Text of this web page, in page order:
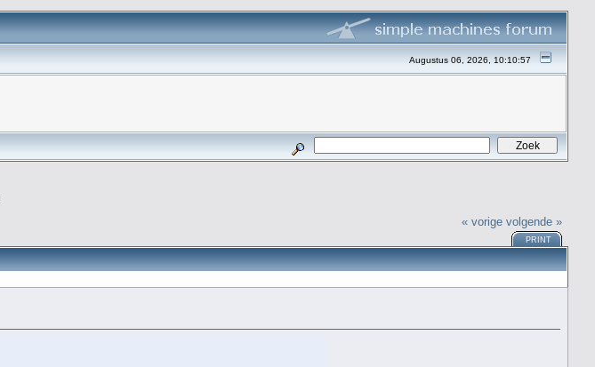
Augustus 06, 2026, 10:10:57
« vorige volgende »
PRINT